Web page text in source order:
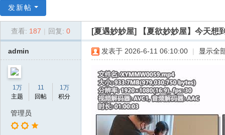
域
发新帖
查看: 187 回复: 0 [夏遇妙妙屋] 【夏欲妙妙屋】今天
admin
1万
主题
11
回帖
1万
积分
管理员
发表于 2026-6-11 06:10:00 显示全